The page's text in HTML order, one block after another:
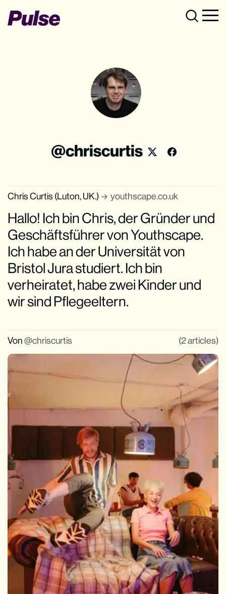
chriscurtis
Chris Curtis (Luton, UK.) youthscape.co.uk
Hallo! Ich bin Chris, der Gründer und
Geschäftsführer von Youthscape.
Ich habe an der Universität von
Bristol Jura studiert. Ich bin
verheiratet, habe zwei Kinder und
wir sind Pflegeeltern.
Von chriscurtis (2 articles)